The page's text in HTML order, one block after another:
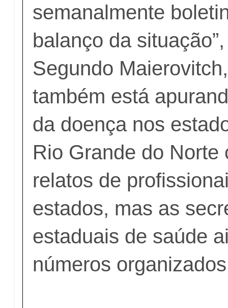
semanalmente
balanço da
Segundo
também está
da doença nos
Rio Grande do Norte
relatos de
estados, mas as
estaduais de saúde
números